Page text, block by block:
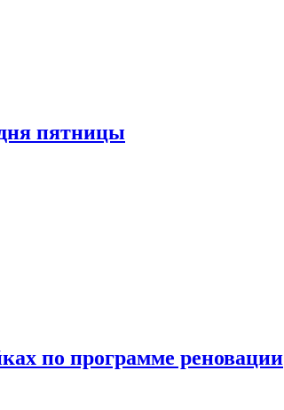
пятницы
по программе реновации